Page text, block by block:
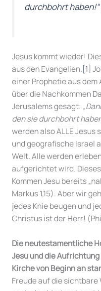
durchbohrt haben!“
Jesus kommt wieder!
aus den Evangelien.[1]
einer Prophetie aus
über die Nachkommen
Jerusalems gesagt:
den sie durchbohrt
werden also ALLE Jesus
und geografische Israel
Welt. Alle werden
aufgerichtet wird.
Kommen Jesu bereits
Markus 1,15). Aber wir
jedes Knie beugen und
Christus ist der Herr!
Die neutestamentliche
Jesu und die
Kirche von Beginn an
Freude auf die